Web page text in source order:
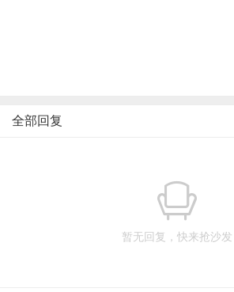
全部回复
暂无回复，快来抢沙发